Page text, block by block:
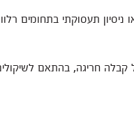
תעסוקתי בתחומים
קבלה חריגה, בהתאם